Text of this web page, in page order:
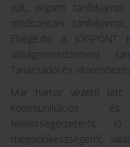
volt, végzett tanfolyamot
módszertani
Elvégezte a JOGPONT
válságmenedzsment
Tanácsadói és
Már hamar vezető lett
kommunikációs- és
felelősségérzetéről,
megoldókészségéről,